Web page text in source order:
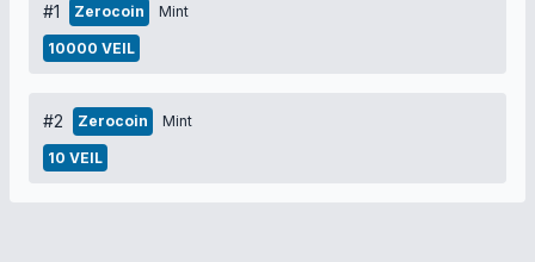
#1 Zerocoin Mint
10000 VEIL
#2 Zerocoin Mint
10 VEIL